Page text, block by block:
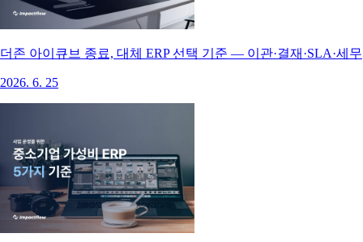
더존 아이큐브 종료, 대체 ERP 선택 기준 — 이관·결재·SLA·세무
2026. 6. 25